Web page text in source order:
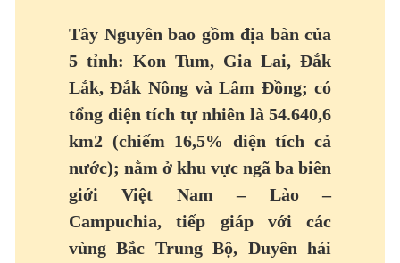
Tây Nguyên bao gồm địa bàn của
5 tỉnh: Kon Tum, Gia Lai, Đắk
Lắk, Đắk Nông và Lâm Đồng; có
tổng diện tích tự nhiên là 54.640,6
km2 (chiếm 16,5% diện tích cả
nước); nằm ở khu vực ngã ba biên
giới Việt Nam – Lào –
Campuchia, tiếp giáp với các
vùng Bắc Trung Bộ, Duyên hải